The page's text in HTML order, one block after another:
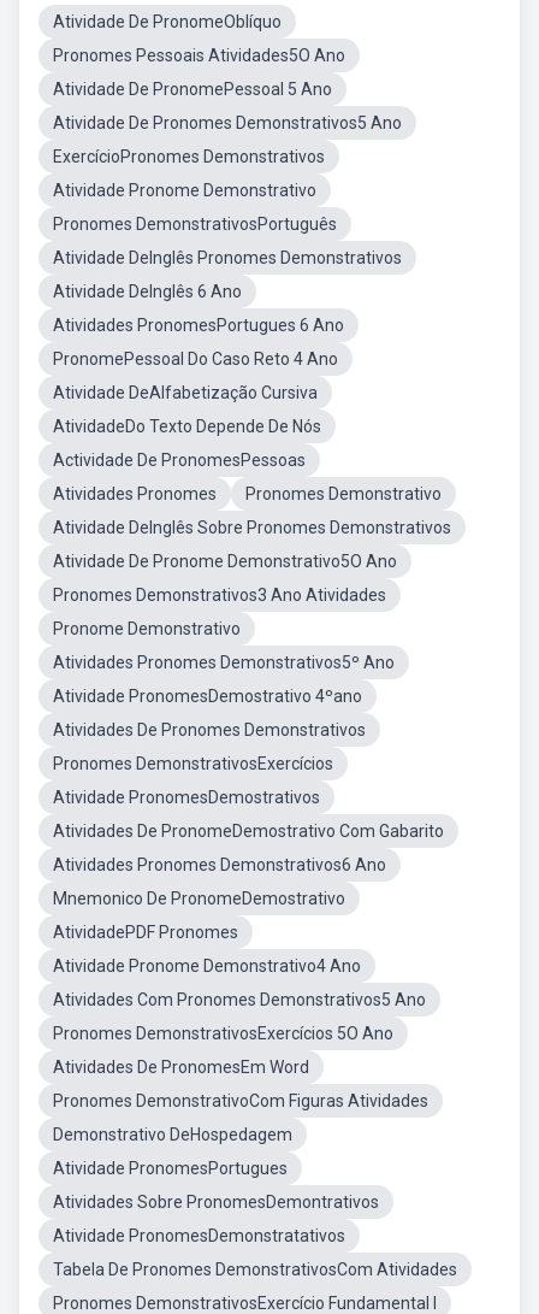
Atividade De PronomeOblíquo
Pronomes Pessoais Atividades5O Ano
Atividade De PronomePessoal 5 Ano
Atividade De Pronomes Demonstrativos5 Ano
ExercícioPronomes Demonstrativos
Atividade Pronome Demonstrativo
Pronomes DemonstrativosPortuguês
Atividade DeInglês Pronomes Demonstrativos
Atividade DeInglês 6 Ano
Atividades PronomesPortugues 6 Ano
PronomePessoal Do Caso Reto 4 Ano
Atividade DeAlfabetização Cursiva
AtividadeDo Texto Depende De Nós
Actividade De PronomesPessoas
Atividades Pronomes
Pronomes Demonstrativo
Atividade DeInglês Sobre Pronomes Demonstrativos
Atividade De Pronome Demonstrativo5O Ano
Pronomes Demonstrativos3 Ano Atividades
Pronome Demonstrativo
Atividades Pronomes Demonstrativos5º Ano
Atividade PronomesDemostrativo 4ºano
Atividades De Pronomes Demonstrativos
Pronomes DemonstrativosExercícios
Atividade PronomesDemostrativos
Atividades De PronomeDemostrativo Com Gabarito
Atividades Pronomes Demonstrativos6 Ano
Mnemonico De PronomeDemostrativo
AtividadePDF Pronomes
Atividade Pronome Demonstrativo4 Ano
Atividades Com Pronomes Demonstrativos5 Ano
Pronomes DemonstrativosExercícios 5O Ano
Atividades De PronomesEm Word
Pronomes DemonstrativoCom Figuras Atividades
Demonstrativo DeHospedagem
Atividade PronomesPortugues
Atividades Sobre PronomesDemontrativos
Atividade PronomesDemonstratativos
Tabela De Pronomes DemonstrativosCom Atividades
Pronomes DemonstrativosExercício Fundamental I